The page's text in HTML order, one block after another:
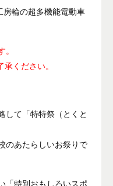
房輪の超多機能電動車
ください。
して「特特祭（とくと
のあたらしいお祭りで
「特別おもしろいスポ